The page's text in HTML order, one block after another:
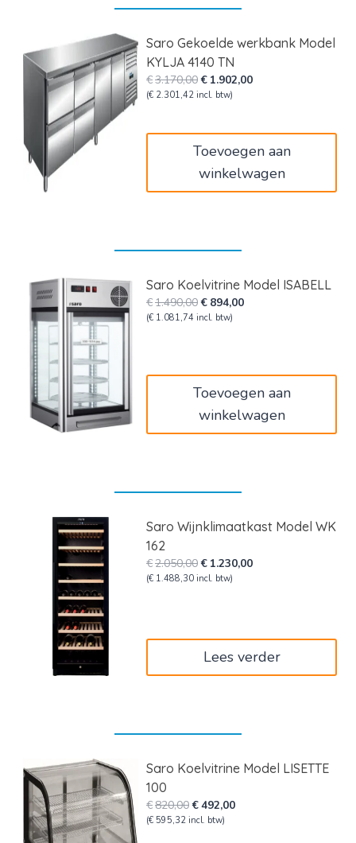
Saro Gekoelde werkbank Model
KYLJA 4140 TN
€3.170,00Oorspronkelijke
prijs
€ 1.902,00Huidige
(€ 2.301,42 incl. btw)
Toevoegen aan
winkelwagen
Saro Koelvitrine Model ISABELL
€1.490,00Oorspronkelijke
prijs
€ 894,00Huidige
(€ 1.081,74 incl. btw)
Toevoegen aan
winkelwagen
Saro Wijnklimaatkast Model WK
162
€2.050,00Oorspronkelijke
prijs
€ 1.230,00Huidige
(€ 1.488,30 incl. btw)
Lees verder
Saro Koelvitrine Model LISETTE
100
€820,00Oorspronkelijke
prijs
€492,00Huidige
(€ 595,32 incl. btw)